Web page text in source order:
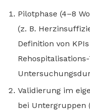
Pilotphase (4–8
(z. B.
Definition von
Validierung im
bei Untergruppen